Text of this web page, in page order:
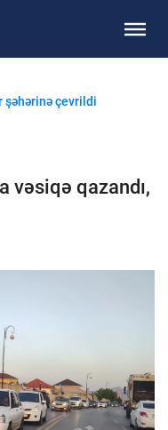
yanğın-VİDEO
vəsiqə qazandı,